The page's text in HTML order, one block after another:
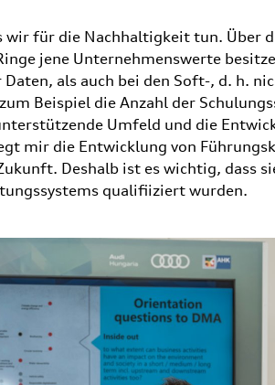
wir für die Nachhaltigkeit tun. Über
jene Unternehmenswerte
Daten, als auch bei den Soft-, d. h.
Beispiel die Anzahl der
Umfeld und die
mir die Entwicklung von
Deshalb ist es wichtig, dass
qualifiiziert wurden.